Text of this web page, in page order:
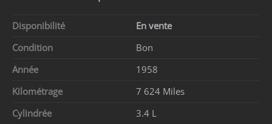
Disponibilité
En vente
Condition
Bon
Année
1958
Kilométrage
7 624 Miles
Cylindrée
3.4 L